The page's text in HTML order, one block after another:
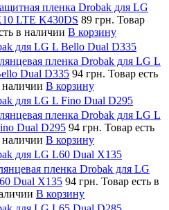
пленка Drobak для LG
LTE K430DS 89 грн. Товар
в наличии В корзину
для LG L Bello Dual D335
пленка Drobak для LG L
Dual D335 94 грн. Товар есть
наличии В корзину
для LG L Fino Dual D295
пленка Drobak для LG L
Dual D295 94 грн. Товар есть
наличии В корзину
для LG L60 Dual X135
пленка Drobak для LG
Dual X135 94 грн. Товар есть в
В корзину